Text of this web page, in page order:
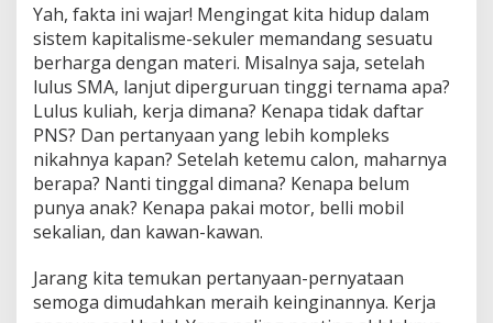
Yah, fakta ini wajar! Mengingat kita hidup dalam
sistem kapitalisme-sekuler memandang sesuatu
berharga dengan materi. Misalnya saja, setelah
lulus SMA, lanjut diperguruan tinggi ternama apa?
Lulus kuliah, kerja dimana? Kenapa tidak daftar
PNS? Dan pertanyaan yang lebih kompleks
nikahnya kapan? Setelah ketemu calon, maharnya
berapa? Nanti tinggal dimana? Kenapa belum
punya anak? Kenapa pakai motor, belli mobil
sekalian, dan kawan-kawan.
Jarang kita temukan pertanyaan-pernyataan
semoga dimudahkan meraih keinginannya. Kerja